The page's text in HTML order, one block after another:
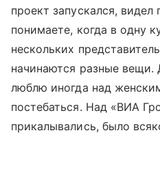
проект запускался,
понимаете, когда в одну
нескольких
начинаются разные
люблю иногда над
постебаться. Над «ВИА
прикалывались, было